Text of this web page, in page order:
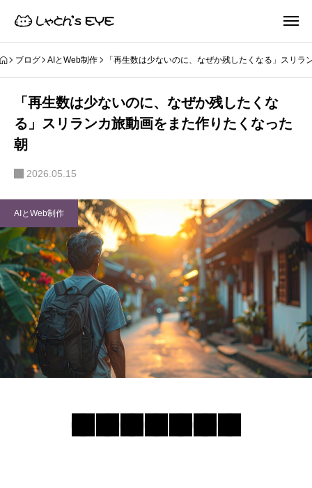
ブログ AIとWeb制作 「再生数は少ないのに、なぜか残したくなる」スリ
「再生数は少ないのに、なぜか残したくな
る」スリランカ旅動画をまた作りたくなった
朝
2026.05.15
AIとWeb制作